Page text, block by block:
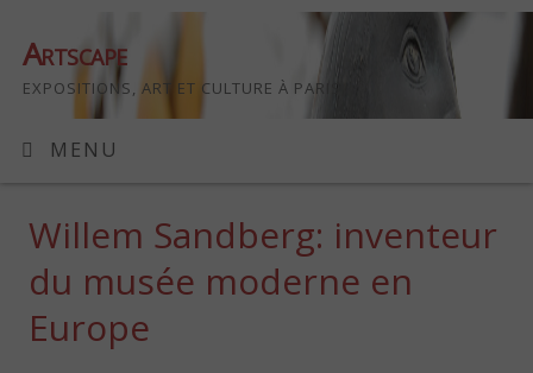
Artscape
EXPOSITIONS, ART ET CULTURE À PARIS
MENU
Willem Sandberg: inventeur
du musée moderne en
Europe